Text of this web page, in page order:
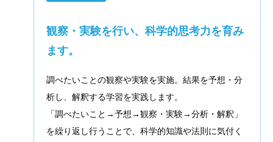
観察・実験を行い、科学的思考力を育み
ます。
調べたいことの観察や実験を実施。結果を予想・分
析し、解釈する学習を実践します。
「調べたいこと→予想→観察・実験→分析・解釈」
を繰り返し行うことで、科学的知識や法則に気付く